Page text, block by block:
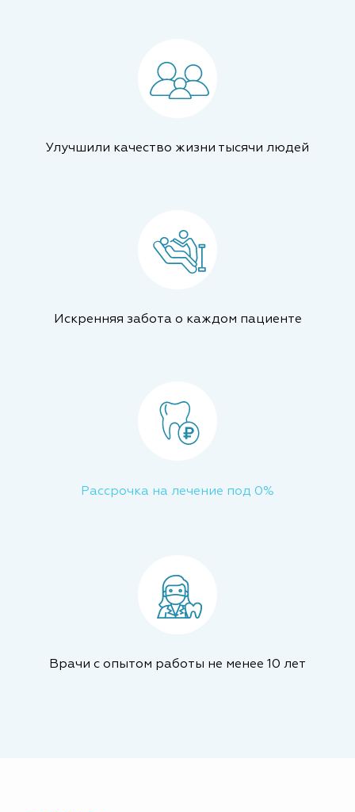
Улучшили качество жизни тысячи людей
Искренняя забота о каждом пациенте
Рассрочка на лечение под 0%
Врачи с опытом работы не менее 10 лет